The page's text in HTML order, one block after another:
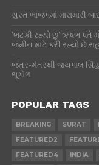
સુરત ભાજપમાં મારામારી
‘ભટકી રહ્યો છું’ ઋષભ પંતે
જમીન માટે કરી રહ્યો છે રાહ
જંતર-મંતરથી જયપાલ સિંહ
ભૂગોળ
POPULAR TAGS
BREAKING SURAT
FEATURED2
FEATURED4
INDIA